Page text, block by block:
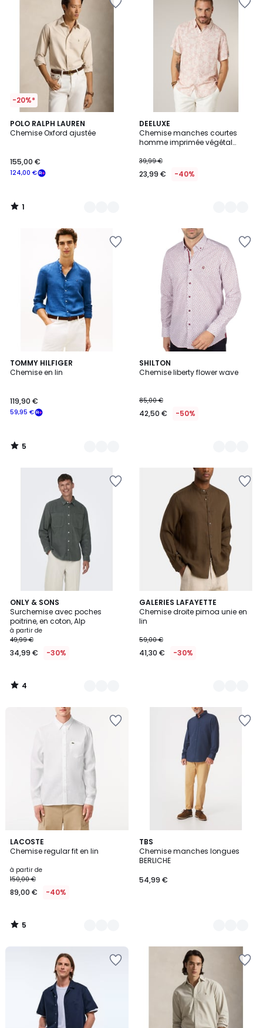
-20%*
POLO RALPH LAUREN
Chemise Oxford ajustée
124,00 €
155,00 €
1
/
4
Couleurs
1
/
DEELUXE
Chemise manches courtes
homme imprimée végétal
39,99 €
23,99 € -40%
2
Couleurs
TOMMY HILFIGER
Chemise en lin
59,95 €
119,90 €
5
/
2
Couleurs
5
/
SHILTON
Chemise liberty flower wave
85,00 €
42,50 € -50%
2
Couleurs
ONLY & SONS
Surchemise avec poches
poitrine, en coton, Alp
à partir de
49,99 €
34,99 € -30%
4
/
5
2
Couleurs
4
/
GALERIES LAFAYETTE
Chemise droite pimoa unie en
lin
59,00 €
41,30 € -30%
5
Couleurs
LACOSTE
Chemise regular fit en lin
à partir de
150,00 €
89,00 € -40%
5
/
4
Couleurs
5
/
TBS
Chemise manches longues
BERLICHE
54,99 €
5
Couleurs